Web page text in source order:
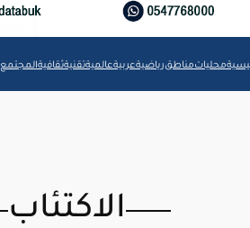
محلياتمناطقرياضيةعربيةعالميةتقنيةثقافيةالمجتمع
الاكتئاب